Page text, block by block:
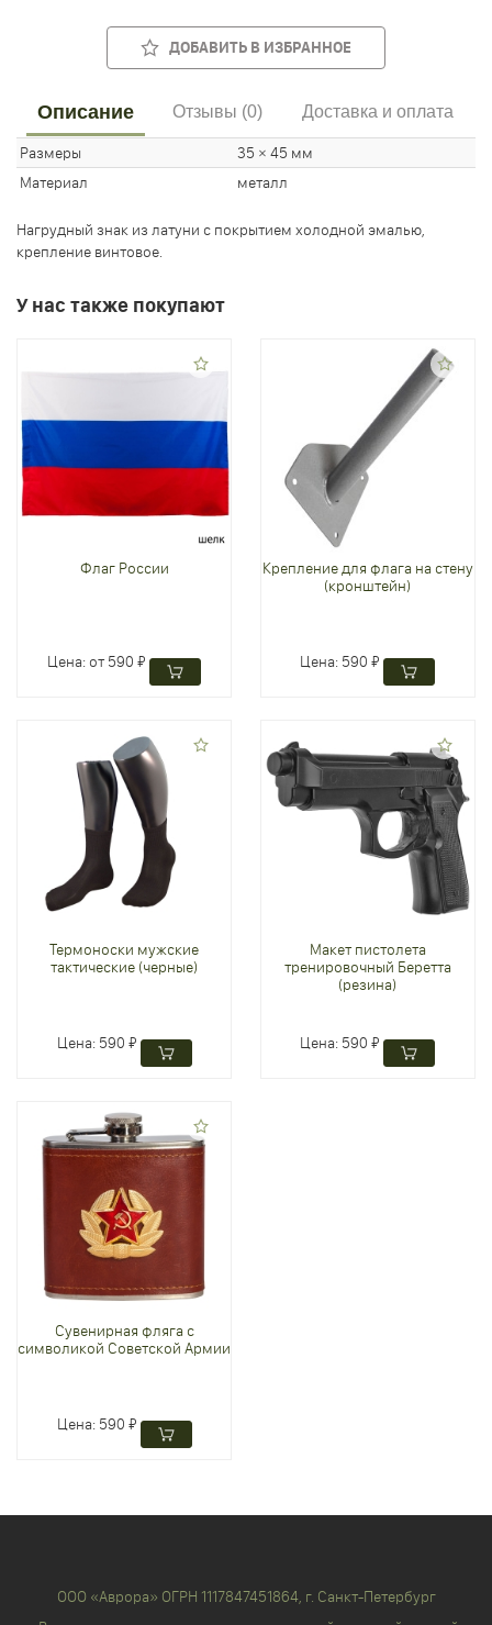
ДОБАВИТЬ В ИЗБРАННОЕ
Описание Отзывы (0) Доставка и оплата
Размеры
35 × 45 мм
Материал
металл
Нагрудный знак из латуни с покрытием холодной эмалью,
крепление винтовое.
У нас также покупают
Флаг России
Цена:от 590 ₽
Крепление для флага на стену
(кронштейн)
Цена: 590 ₽
Термоноски мужские
тактические (черные)
Цена: 590 ₽
Макет пистолета
тренировочный Беретта
(резина)
Цена: 590 ₽
Сувенирная фляга с
символикой Советской Армии
Цена: 590 ₽
ООО «Аврора» ОГРН 1117847451864, г. Санкт-Петербург